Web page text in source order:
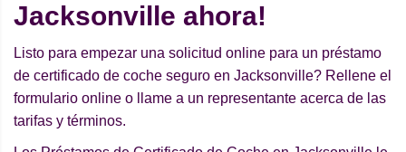
Jacksonville ahora!
Listo para empezar una solicitud online para un préstamo
de certificado de coche seguro en Jacksonville? Rellene el
formulario online o llame a un representante acerca de las
tarifas y términos.